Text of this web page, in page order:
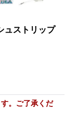
ュストリップ
。ご了承くだ